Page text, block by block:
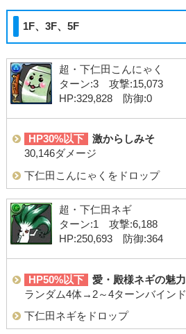
1F、3F、5F
超・下仁田こんにゃく
ターン:3 攻撃:15,073
HP:329,828 防御:0
HP30%以下
激からしみそ
30,146ダメージ
下仁田こんにゃくをドロップ
超・下仁田ネギ
ターン:1 攻撃:6,188
HP:250,693 防御:364
HP50%以下
愛・殿様ネギの魅力
ランダム4体→2～4ターンバインド
下仁田ネギをドロップ